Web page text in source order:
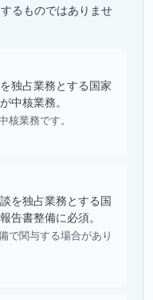
るものではありませ
独占業務とする国家
中核業務。
核業務です。
を独占業務とする国
告書整備に必須。
で関与する場合があり